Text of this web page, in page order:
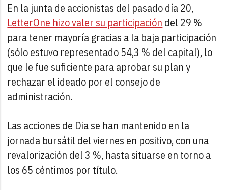
En la junta de accionistas del pasado día 20,
LetterOne hizo valer su participación del 29 %
para tener mayoría gracias a la baja participación
(sólo estuvo representado 54,3 % del capital), lo
que le fue suficiente para aprobar su plan y
rechazar el ideado por el consejo de
administración.
Las acciones de Dia se han mantenido en la
jornada bursátil del viernes en positivo, con una
revalorización del 3 %, hasta situarse en torno a
los 65 céntimos por título.